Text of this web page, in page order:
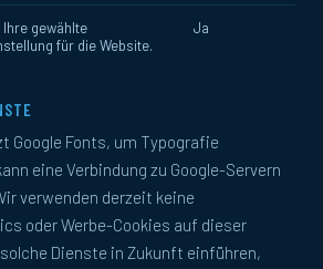
gewählte
für die Website.
Ja
Google Fonts, um Typografie
eine Verbindung zu Google-Servern
verwenden derzeit keine
oder Werbe-Cookies auf dieser
Dienste in Zukunft einführen,